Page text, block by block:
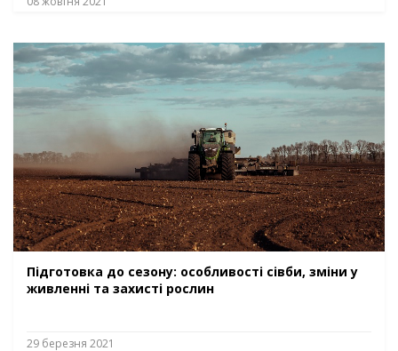
Підготовка до сезону: особливості сівби, зміни у
живленні та захисті рослин
29 березня 2021